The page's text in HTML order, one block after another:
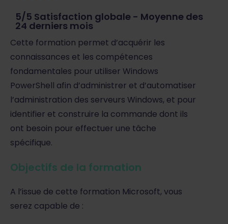
5/5 Satisfaction globale - Moyenne des
24 derniers mois
Cette formation permet d’acquérir les
connaissances et les compétences
fondamentales pour utiliser Windows
PowerShell afin d’administrer et d’automatiser
l’administration des serveurs Windows, et pour
identifier et construire la commande dont ils
ont besoin pour effectuer une tâche
spécifique.
Objectifs de la formation
A l’issue de cette formation Microsoft, vous
serez capable de :